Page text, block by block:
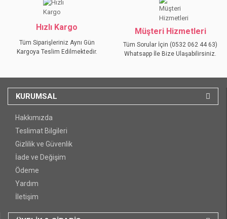
Hızlı Kargo
Tüm Siparişleriniz Aynı Gün
Kargoya Teslim Edilmektedir.
Müşteri Hizmetleri
Tüm Sorular İçin (0532 062 44 63)
Whatsapp İle Bize Ulaşabilirsiniz.
KURUMSAL
Hakkımızda
Teslimat Bilgileri
Gizlilik ve Güvenlik
İade ve Değişim
Ödeme
Yardım
İletişim